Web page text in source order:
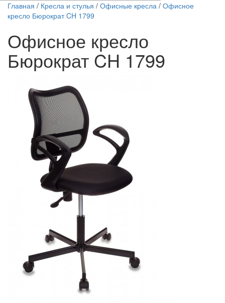
Главная / Кресла и стулья / Офисные кресла / Офисное
кресло Бюрократ CH 1799
Офисное кресло
Бюрократ CH 1799